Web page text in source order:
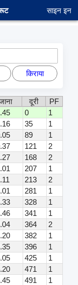
साइन इन
किराया
दूरी
PF
0
1
35
1
89
1
121
2
168
2
207
1
213
2
281
1
328
1
341
1
364
2
382
1
396
1
425
1
471
1
491
1